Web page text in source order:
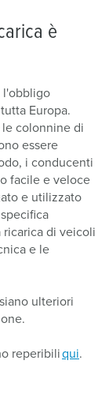
è
l'obbligo
Europa.
colonnine di
essere
i conducenti
facile e veloce
e utilizzato
ricarica di veicoli
e le
ulteriori
reperibiliqui.